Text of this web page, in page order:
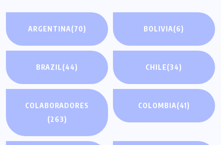
ARGENTINA(70) BOLIVIA(6)
BRAZIL(44) CHILE(34)
COLABORADORES
(263)
COLOMBIA(41)